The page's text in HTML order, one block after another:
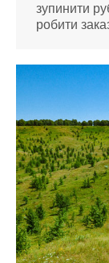
зупинити
робити